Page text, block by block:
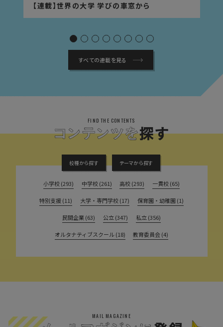
【連載】世界の大学 学びの車窓から
すべての連載を見る
FIND THE CONTENTS
校種から探す テーマから探す
小学校 (293) 中学校 (261) 高校 (293) 一貫校 (65)
特別支援 (11) 大学・専門学校 (17) 保育園・幼稚園 (1)
民間企業 (63) 公立 (347) 私立 (356)
オルタナティブスクール (18) 教育委員会 (4)
MAIL MAGAZINE